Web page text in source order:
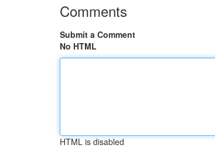
Comments
Submit a Comment
No HTML
HTML is disabled